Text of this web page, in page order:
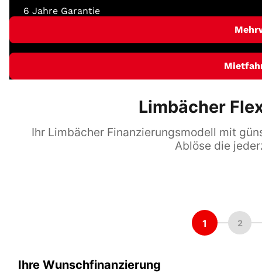
6 Jahre Garantie
Limbächer
Ihr Limbächer Finanzierungsmodell mit
Ablöse die
1 2
Ihre Wunschfinanzierung